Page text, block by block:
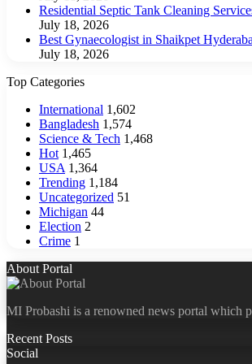
Residential Septic Tank Cleaning
July 18, 2026
Best Gynaecologist in Shaikpet
July 18, 2026
Top Categories
International 1,602
Bangladesh 1,574
Science & Tech 1,468
Hot 1,465
USA 1,364
Trending 1,184
Uncategorized 51
Michigan 44
Election 2
Crime 1
About Portal
MI Probashi is a renowned news portal which
Recent Posts
Social